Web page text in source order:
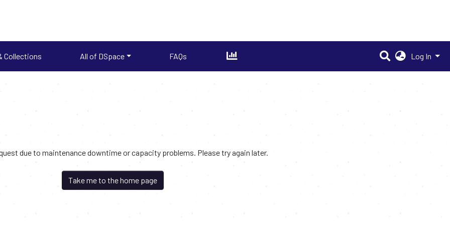
Collections All of DSpace FAQs Log In
due to maintenance downtime or capacity problems. Please try again later.
Take me to the home page